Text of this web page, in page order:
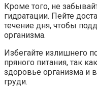
Кроме того, не
гидратации. Пейте
течение дня, чтобы
организма.
Избегайте излишнего
пряного питания, так
здоровье организма и
груди.